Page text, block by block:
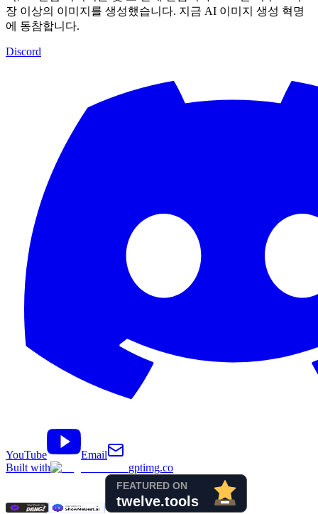
장 이상의 이미지를 생성했습니다. 지금 AI 이미지 생성 혁명
에 동참합니다.
Discord
YouTube
Email
Built with
gptimg.co